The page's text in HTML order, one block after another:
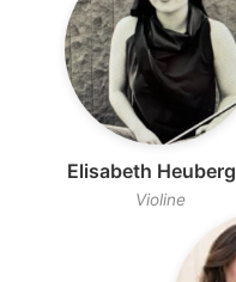
Elisabeth
Violine